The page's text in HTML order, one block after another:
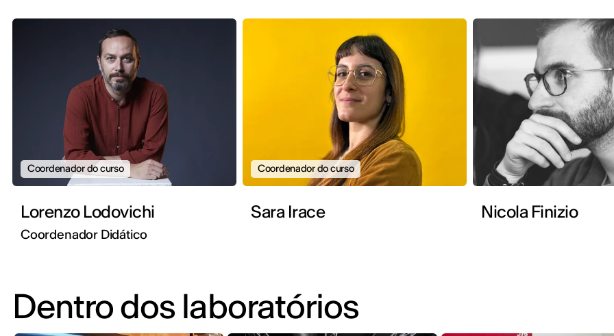
Coordenador do curso
Lorenzo Lodovichi
Coordenador Didático
Coordenador do curso
Sara Irace Nicola Finizio
Dentro dos laboratórios